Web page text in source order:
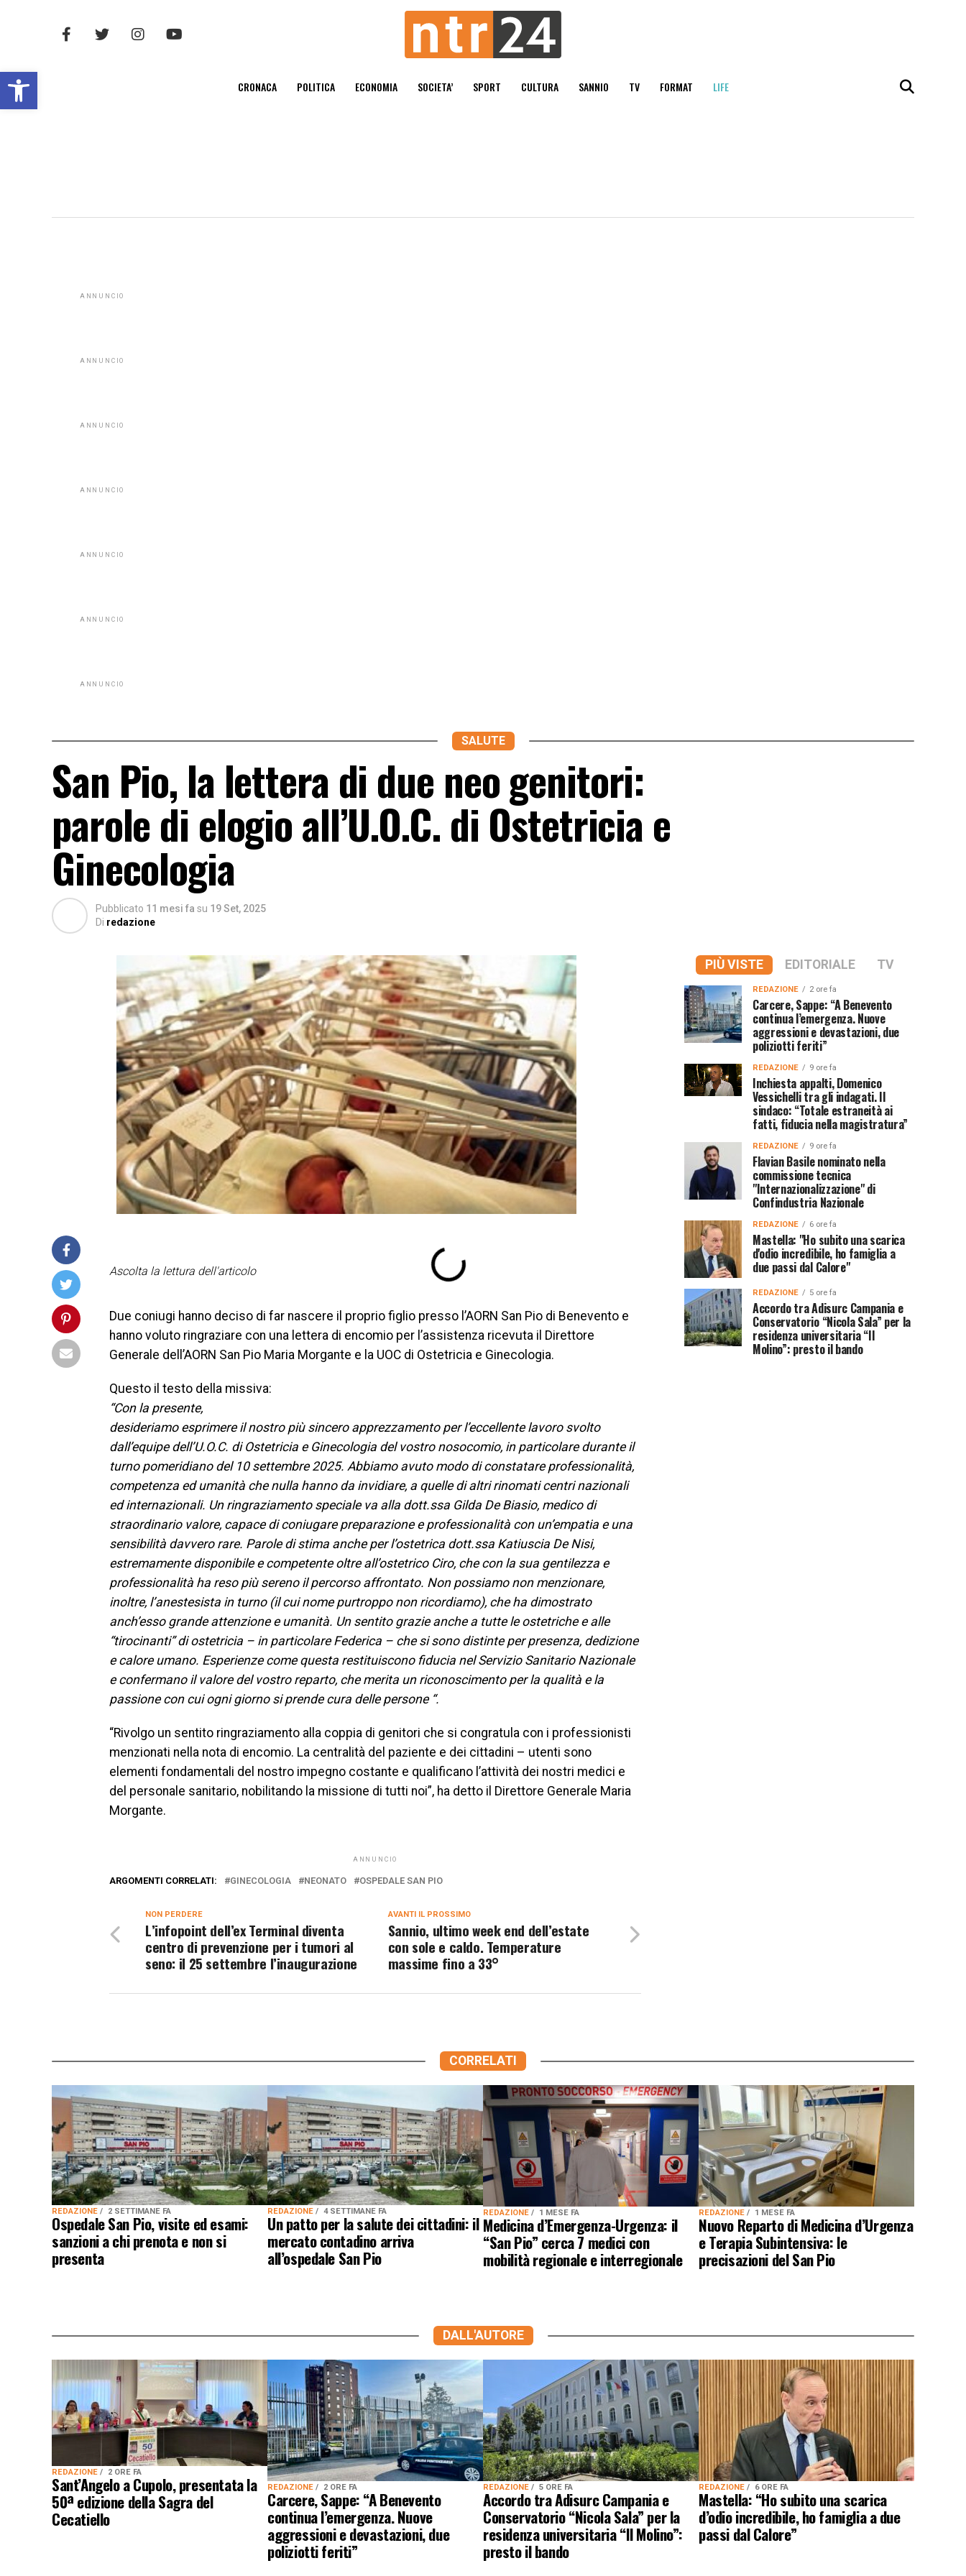
Open toolbar CRONACA POLITICA ECONOMIA SOCIETA’ SPORT CULTURA SANNIO TV FORMAT LIFE
ANNUNCIO
ANNUNCIO
ANNUNCIO
ANNUNCIO
ANNUNCIO
ANNUNCIO
ANNUNCIO
SALUTE
San Pio, la lettera di due neo genitori:
parole di elogio all’U.O.C. di Ostetricia e
Ginecologia
Pubblicato 11 mesi fa su 19 Set, 2025
Di redazione
Ascolta la lettura dell'articolo
Due coniugi hanno deciso di far nascere il proprio figlio presso l’AORN San Pio di Benevento e
hanno voluto ringraziare con una lettera di encomio per l’assistenza ricevuta il Direttore
Generale dell’AORN San Pio Maria Morgante e la UOC di Ostetricia e Ginecologia.
Questo il testo della missiva:
“Con la presente,
desideriamo esprimere il nostro più sincero apprezzamento per l’eccellente lavoro svolto
dall’equipe dell’U.O.C. di Ostetricia e Ginecologia del vostro nosocomio, in particolare durante il
turno pomeridiano del 10 settembre 2025. Abbiamo avuto modo di constatare professionalità,
competenza ed umanità che nulla hanno da invidiare, a quelle di altri rinomati centri nazionali
ed internazionali. Un ringraziamento speciale va alla dott.ssa Gilda De Biasio, medico di
straordinario valore, capace di coniugare preparazione e professionalità con un’empatia e una
sensibilità davvero rare. Parole di stima anche per l’ostetrica dott.ssa Katiuscia De Nisi,
estremamente disponibile e competente oltre all’ostetrico Ciro, che con la sua gentilezza e
professionalità ha reso più sereno il percorso affrontato. Non possiamo non menzionare,
inoltre, l’anestesista in turno (il cui nome purtroppo non ricordiamo), che ha dimostrato
anch’esso grande attenzione e umanità. Un sentito grazie anche a tutte le ostetriche e alle
“tirocinanti” di ostetricia – in particolare Federica – che si sono distinte per presenza, dedizione
e calore umano. Esperienze come questa restituiscono fiducia nel Servizio Sanitario Nazionale
e confermano il valore del vostro reparto, che merita un riconoscimento per la qualità e la
passione con cui ogni giorno si prende cura delle persone “.
“Rivolgo un sentito ringraziamento alla coppia di genitori che si congratula con i professionisti
menzionati nella nota di encomio. La centralità del paziente e dei cittadini – utenti sono
elementi fondamentali del nostro impegno costante e qualificano l’attività dei nostri medici e
del personale sanitario, nobilitando la missione di tutti noi”, ha detto il Direttore Generale Maria
Morgante.
ANNUNCIO
ARGOMENTI CORRELATI: GINECOLOGIA NEONATO OSPEDALE SAN PIO
AVANTI IL ​​PROSSIMO
Sannio, ultimo week end dell’estate
con sole e caldo. Temperature
massime fino a 33°
NON PERDERE
L’infopoint dell’ex Terminal diventa
centro di prevenzione per i tumori al
seno: il 25 settembre l’inaugurazione
PIÙ VISTE EDITORIALE TV
REDAZIONE 2 ore fa
Carcere, Sappe: “A Benevento
continua l’emergenza. Nuove
aggressioni e devastazioni, due
poliziotti feriti”
REDAZIONE 9 ore fa
Inchiesta appalti, Domenico
Vessichelli tra gli indagati. Il
sindaco: “Totale estraneità ai
fatti, fiducia nella magistratura”
REDAZIONE 9 ore fa
Flavian Basile nominato nella
commissione tecnica
"Internazionalizzazione" di
Confindustria Nazionale
REDAZIONE 6 ore fa
Mastella: "Ho subito una scarica
d'odio incredibile, ho famiglia a
due passi dal Calore"
REDAZIONE 5 ore fa
Accordo tra Adisurc Campania e
Conservatorio “Nicola Sala” per la
residenza universitaria “Il
Molino”: presto il bando
CORRELATI
REDAZIONE 2 SETTIMANE FA
Ospedale San Pio, visite ed esami:
sanzioni a chi prenota e non si
presenta
REDAZIONE 4 SETTIMANE FA
Un patto per la salute dei cittadini: il
mercato contadino arriva
all’ospedale San Pio
REDAZIONE 1 MESE FA
Medicina d’Emergenza-Urgenza: il
“San Pio” cerca 7 medici con
mobilità regionale e interregionale
REDAZIONE 1 MESE FA
Nuovo Reparto di Medicina d’Urgenza
e Terapia Subintensiva: le
precisazioni del San Pio
DALL'AUTORE
REDAZIONE 2 ORE FA
Sant’Angelo a Cupolo, presentata la
50ª edizione della Sagra del
Cecatiello
REDAZIONE 2 ORE FA
Carcere, Sappe: “A Benevento
continua l’emergenza. Nuove
aggressioni e devastazioni, due
poliziotti feriti”
REDAZIONE 5 ORE FA
Accordo tra Adisurc Campania e
Conservatorio “Nicola Sala” per la
residenza universitaria “Il Molino”:
presto il bando
REDAZIONE 6 ORE FA
Mastella: “Ho subito una scarica
d’odio incredibile, ho famiglia a due
passi dal Calore”